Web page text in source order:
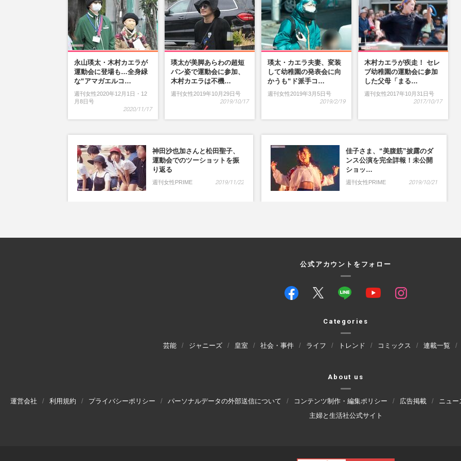
永山瑛太・木村カエラが
運動会に登場も…全身緑
な“アマガエルコ…
週刊女性2020年12月1日・12
月8日号
2020/11/17
瑛太が美脚あらわの超短
パン姿で運動会に参加、
木村カエラは不機…
週刊女性2019年10月29日号
2019/10/17
瑛太・カエラ夫妻、変装
して幼稚園の発表会に向
かうも“ド派手コ…
週刊女性2019年3月5日号
2019/2/19
木村カエラが疾走！ セレ
ブ幼稚園の運動会に参加
した父母「まる…
週刊女性2017年10月31日号
2017/10/17
神田沙也加さんと松田聖子、
運動会でのツーショットを振
り返る
週刊女性PRIME 2019/11/22
佳子さま、“美腹筋”披露のダ
ンス公演を完全詳報！未公開
ショッ…
週刊女性PRIME 2019/10/21
公式アカウントをフォロー
Categories
芸能 ジャニーズ 皇室 社会・事件 ライフ トレンド コミックス 連載一覧
About us
運営会社 利用規約 プライバシーポリシー パーソナルデータの外部送信について コンテンツ制作・編集ポリシー 広告掲載 ニュ
主婦と生活社公式サイト